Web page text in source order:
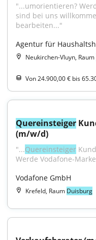
"...umorientieren?
sind bei uns
bearbeiten..."
Agentur für
Neukirchen-Vluyn, Raum
Von 24.900,00 € bis
Quereinsteiger
(m/w/d)
"...Quereinsteiger
Wer­de Vo­da­fo­ne-
Vodafone GmbH
Krefeld, Raum Duisburg